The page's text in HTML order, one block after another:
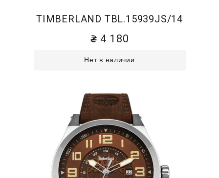
TIMBERLAND TBL.15939JS/14
4 180
Нет в наличии